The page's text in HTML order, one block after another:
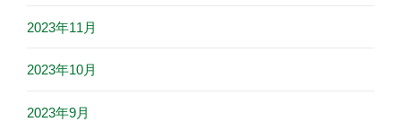
2023年11月
2023年10月
2023年9月